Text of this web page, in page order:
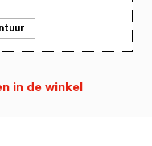
in de winkel